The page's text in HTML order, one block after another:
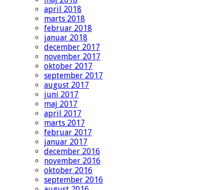
april 2018
marts 2018
februar 2018
januar 2018
december 2017
november 2017
oktober 2017
september 2017
august 2017
juni 2017
maj 2017
april 2017
marts 2017
februar 2017
januar 2017
december 2016
november 2016
oktober 2016
september 2016